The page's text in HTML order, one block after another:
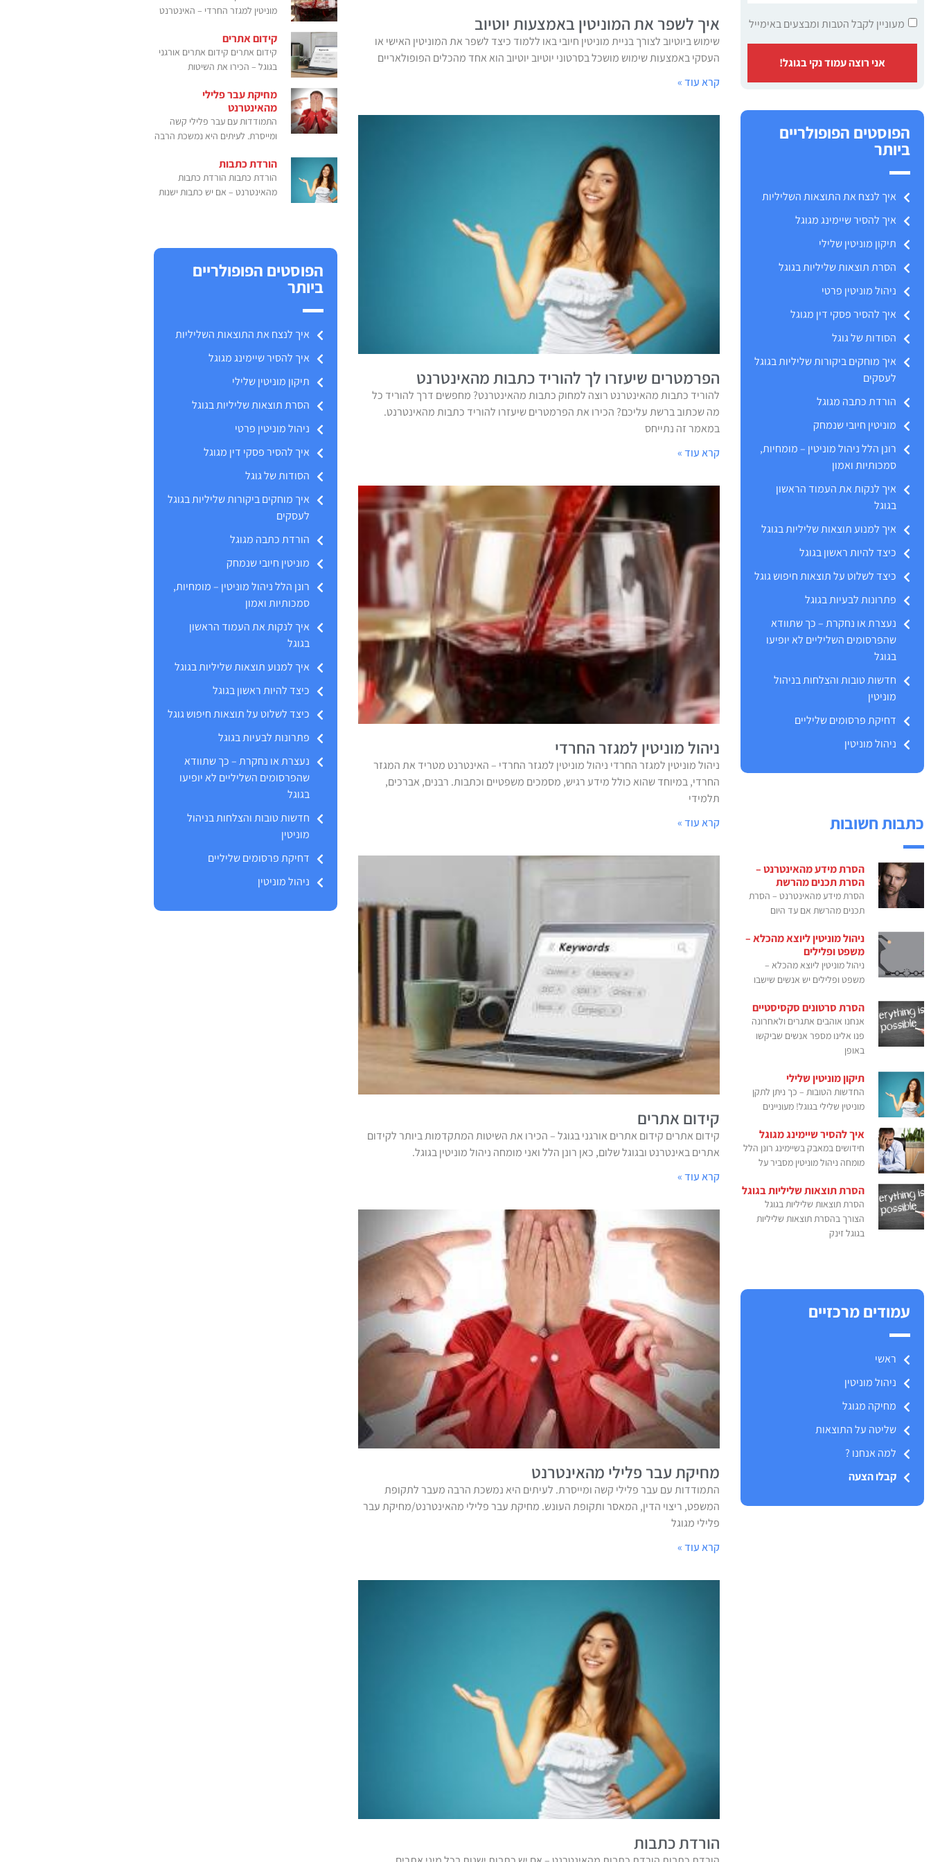
מעוניין לקבל הטבות ומבצעים באימייל
אני רוצה עמוד נקי בגוגל!
הפוסטים הפופולריים
ביותר
איך לנצח את התוצאות השליליות
איך להסיר שיימינג מגוגל
תיקון מוניטין שלילי
הסרת תוצאות שליליות בגוגל
ניהול מוניטין פרטי
איך להסיר פסקי דין מגוגל
הסודות של גוגל
איך מוחקים ביקורות שליליות בגוגל
לעסקים
הורדת כתבה מגוגל
מוניטין חיובי שנמחק
רונן הלל ניהול מוניטין – מומחיות,
סמכותיות ואמון
איך לנקות את העמוד הראשון
בגוגל
איך למנוע תוצאות שליליות בגוגל
כיצד להיות ראשון בגוגל
כיצד לשלוט על תוצאות חיפוש גוגל
פתרונות לבעיות בגוגל
נעצרת או נחקרת – כך שתוודא
שהפרסומים השליליים לא יופיעו
בגוגל
חדשות טובות והצלחות בניהול
מוניטין
דחיקת פרסומים שליליים
ניהול מוניטין
כתבות חשובות
הסרת מידע מהאינטרנט –
הסרת תכנים מהרשת
הסרת מידע מהאינטרנט – הסרת
תכנים מהרשת אם עד היום
ניהול מוניטין ליוצא מהכלא –
משפט ופלילים
ניהול מוניטין ליוצא מהכלא –
משפט ופלילים יש אנשים שישבו
הסרת סרטונים סקסיסטיים
אנחנו אוהבים אתגרים ולאחרונה
פנו אלינו מספר אנשים שביקשו
באופן
תיקון מוניטין שלילי
החדשות הטובות – כך ניתן לתקן
מוניטין שלילי בגוגל! מעוניינים
איך להסיר שיימינג מגוגל
חידושים במאבק בשיימינג רונן הלל
מומחה ניהול מוניטין מסביר על
הסרת תוצאות שליליות בגוגל
הסרת תוצאות שליליות בגוגל
הצורך בהסרת תוצאות שליליות
בגוגל זינק
עמודים מרכזיים
ראשי
ניהול מוניטין
מחיקה מגוגל
שליטה על התוצאות
למה אנחנו ?
קבלו הצעה
איך לשפר את המוניטין באמצעות יוטיוב
שימוש ביוטיוב לצורך בניית מוניטין חיובי באו ללמוד כיצד לשפר את המוניטין האישי או
העסקי באמצעות שימוש מושכל בסרטוני יוטיוב יוטיוב הוא אחד מהכלים הפופולאריים
קרא עוד »
הפרמטרים שיעזרו לך להוריד כתבות מהאינטרנט
להוריד כתבות מהאינטרנט רוצה למחוק כתבות מהאינטרנט? מחפשים דרך להוריד כל
מה שכתוב ברשת עליכם? הכירו את הפרמטרים שיעזרו להוריד כתבות מהאינטרנט.
במאמר זה נתייחס
קרא עוד »
ניהול מוניטין למגזר החרדי
ניהול מוניטין למגזר החרדי ניהול מוניטין למגזר החרדי – האינטרנט מטריד את המגזר
החרדי, במיוחד שהוא כולל מידע רגיש, מסמכים משפטיים וכתבות. רבנים, אברכים,
תלמידי
קרא עוד »
קידום אתרים
קידום אתרים קידום אתרים אורגני בגוגל – הכירו את השיטות המתקדמות ביותר לקידום
אתרים באינטרנט ובגוגל שלום, כאן רונן הלל ואני מומחה ניהול מוניטין בגוגל.
קרא עוד »
מחיקת עבר פלילי מהאינטרנט
התמודדות עם עבר פלילי קשה ומייסרת. לעיתים היא נמשכת הרבה מעבר לתקופת
המשפט, ריצוי הדין, המאסר ותקופת העונש. מחיקת עבר פלילי מהאינטרנט/מחיקת עבר
פלילי מגוגל
קרא עוד »
הורדת כתבות
מוניטין למגזר החרדי – האינטרנט
קידום אתרים
קידום אתרים קידום אתרים אורגני
בגוגל – הכירו את השיטות
מחיקת עבר פלילי
מהאינטרנט
התמודדות עם עבר פלילי קשה
ומייסרת. לעיתים היא נמשכת הרבה
הורדת כתבות
הורדת כתבות הורדת כתבות
מהאינטרנט – אם יש כתבות ישנות
הפוסטים הפופולריים
ביותר
איך לנצח את התוצאות השליליות
איך להסיר שיימינג מגוגל
תיקון מוניטין שלילי
הסרת תוצאות שליליות בגוגל
ניהול מוניטין פרטי
איך להסיר פסקי דין מגוגל
הסודות של גוגל
איך מוחקים ביקורות שליליות בגוגל
לעסקים
הורדת כתבה מגוגל
מוניטין חיובי שנמחק
רונן הלל ניהול מוניטין – מומחיות,
סמכותיות ואמון
איך לנקות את העמוד הראשון
בגוגל
איך למנוע תוצאות שליליות בגוגל
כיצד להיות ראשון בגוגל
כיצד לשלוט על תוצאות חיפוש גוגל
פתרונות לבעיות בגוגל
נעצרת או נחקרת – כך שתוודא
שהפרסומים השליליים לא יופיעו
בגוגל
חדשות טובות והצלחות בניהול
מוניטין
דחיקת פרסומים שליליים
ניהול מוניטין